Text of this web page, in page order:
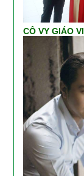
CÔ VY GIÁO